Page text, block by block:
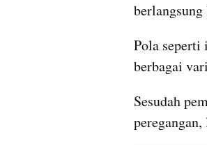
Pola seperti
berbagai
Sesudah